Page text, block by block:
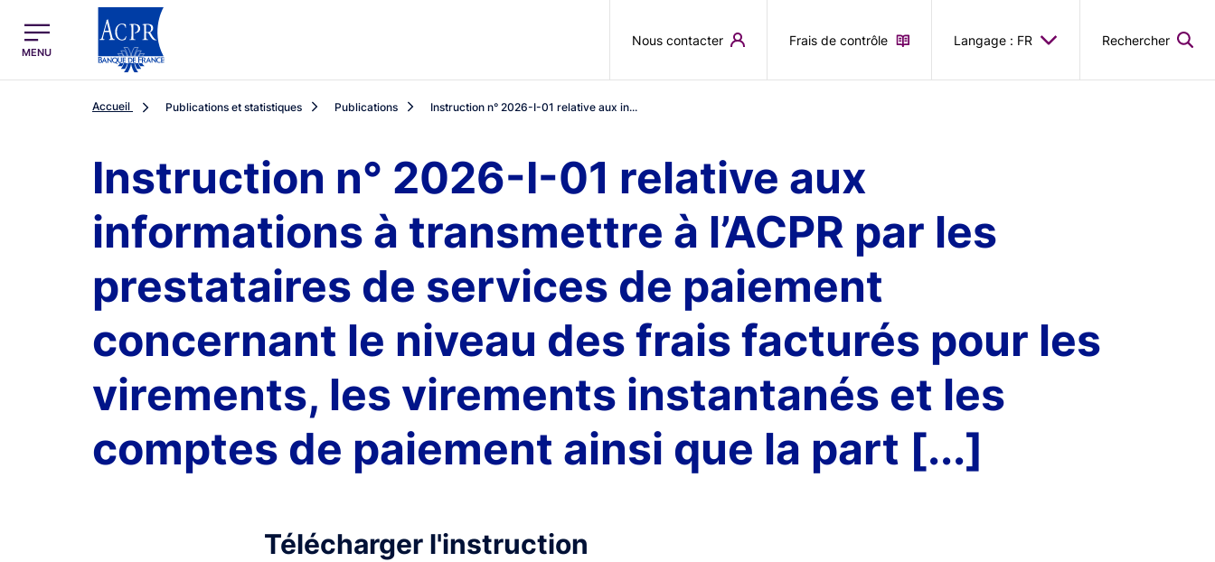
ACPR Menu Principal (French)
MENU
Nous contacter Frais de contrôle Langage : FR Rechercher
Accueil Publications et statistiques Publications Instruction n° 2026-I-01 relative aux in...
Instruction n° 2026-I-01 relative aux
informations à transmettre à l’ACPR par les
prestataires de services de paiement
concernant le niveau des frais facturés pour les
virements, les virements instantanés et les
comptes de paiement ainsi que la part [...]
Télécharger l'instruction